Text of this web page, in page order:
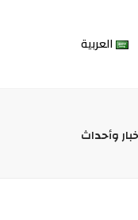
العربية
وأحداث